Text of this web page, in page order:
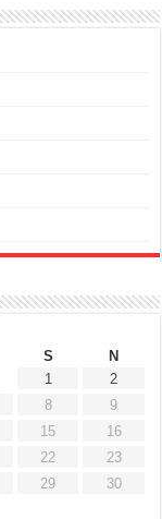
S
N
1
2
8
9
15
16
22
23
29
30